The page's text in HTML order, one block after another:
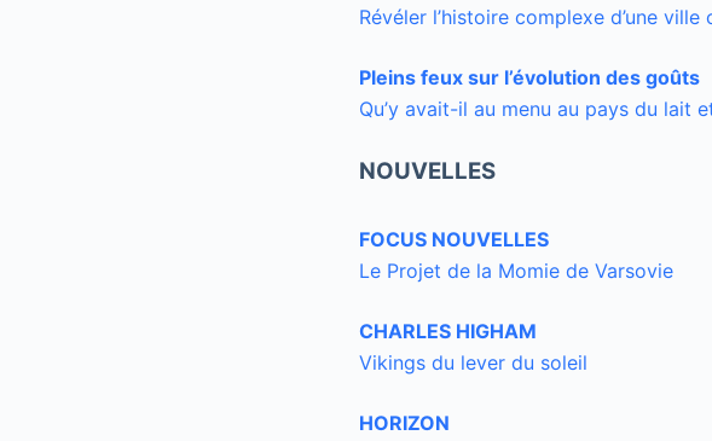
Révéler l’histoire complexe d’une ville
Pleins feux sur l’évolution des goûts
Qu’y avait-il au menu au pays du lait
NOUVELLES
FOCUS NOUVELLES
Le Projet de la Momie de Varsovie
CHARLES HIGHAM
Vikings du lever du soleil
HORIZON